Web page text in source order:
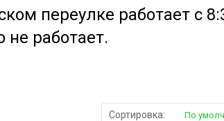
переулке работает с
не работает.
Сортировка: По